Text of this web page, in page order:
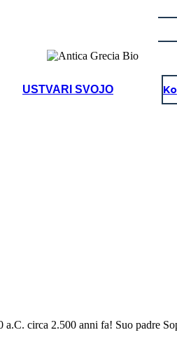
USTVARI SVOJO
circa 2.500 anni fa! Suo padre